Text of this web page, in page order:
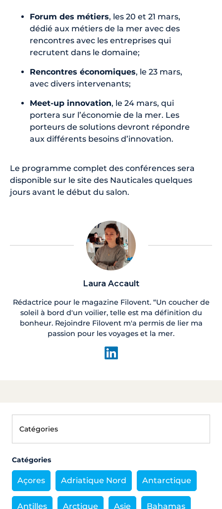
Forum des métiers, les 20 et 21 mars,
dédié aux métiers de la mer avec des
rencontres avec les entreprises qui
recrutent dans le domaine;
Rencontres économiques, le 23 mars,
avec divers intervenants;
Meet-up innovation, le 24 mars, qui
portera sur l’économie de la mer. Les
porteurs de solutions devront répondre
aux différents besoins d’innovation.
Le programme complet des conférences sera
disponible sur le site des Nauticales quelques
jours avant le début du salon.
Laura Accault
Rédactrice pour le magazine Filovent. “Un coucher de
soleil à bord d'un voilier, telle est ma définition du
bonheur. Rejoindre Filovent m'a permis de lier ma
passion pour les voyages et la mer.
Catégories
Açores Adriatique Nord Antarctique
Antilles Arctique Asie Bahamas